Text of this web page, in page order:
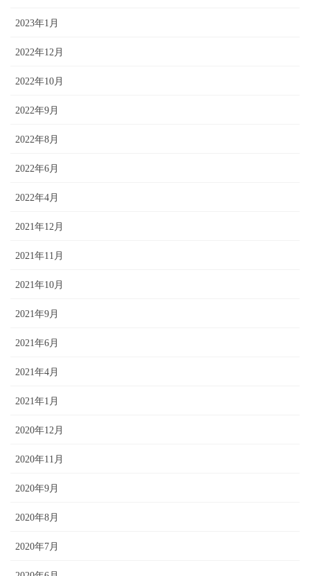
2023年1月
2022年12月
2022年10月
2022年9月
2022年8月
2022年6月
2022年4月
2021年12月
2021年11月
2021年10月
2021年9月
2021年6月
2021年4月
2021年1月
2020年12月
2020年11月
2020年9月
2020年8月
2020年7月